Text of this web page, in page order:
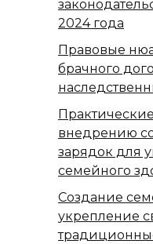
2024 года
Правовые
брачного
внедрению
зарядок для
семейного
Создание
укрепление